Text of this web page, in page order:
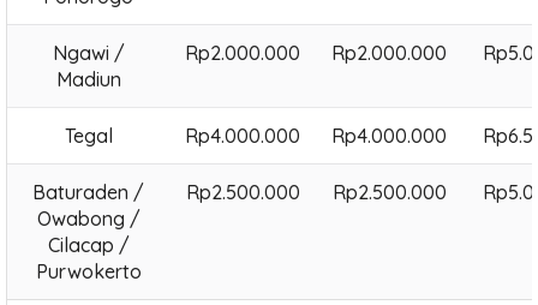
Ngawi /
Madiun
Rp2.000.000 Rp2.000.000
Tegal Rp4.000.000 Rp4.000.000
Baturaden /
Owabong /
Cilacap /
Purwokerto
Rp2.500.000 Rp2.500.000